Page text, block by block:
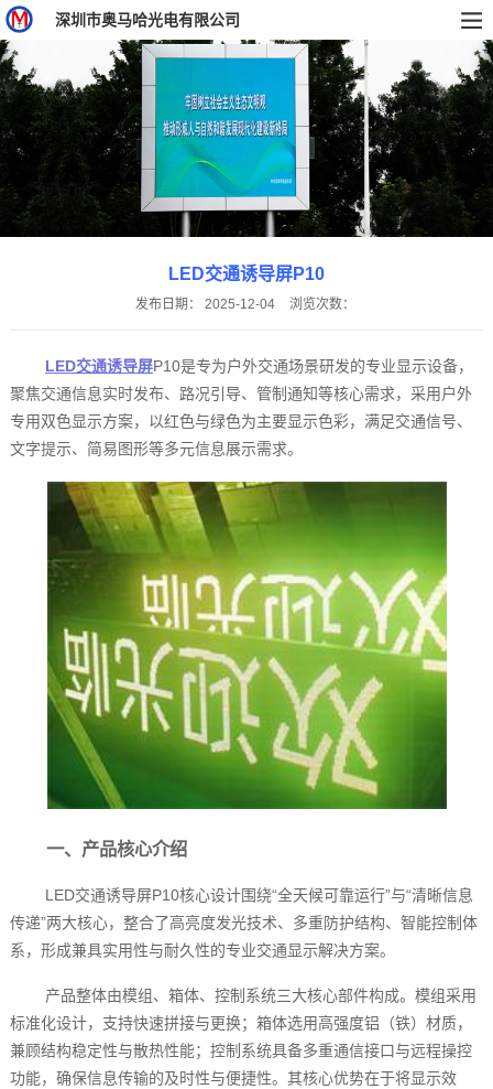
深圳市奥马哈光电有限公司
LED交通诱导屏P10
发布日期： 2025-12-04 浏览次数：
LED交通诱导屏P10是专为户外交通场景研发的专业显示设备，
聚焦交通信息实时发布、路况引导、管制通知等核心需求，采用户外
专用双色显示方案，以红色与绿色为主要显示色彩，满足交通信号、
文字提示、简易图形等多元信息展示需求。
一、产品核心介绍
LED交通诱导屏P10核心设计围绕“全天候可靠运行”与“清晰信息
传递”两大核心，整合了高亮度发光技术、多重防护结构、智能控制体
系，形成兼具实用性与耐久性的专业交通显示解决方案。
产品整体由模组、箱体、控制系统三大核心部件构成。模组采用
标准化设计，支持快速拼接与更换；箱体选用高强度铝（铁）材质，
兼顾结构稳定性与散热性能；控制系统具备多重通信接口与远程操控
功能，确保信息传输的及时性与便捷性。其核心优势在于将显示效